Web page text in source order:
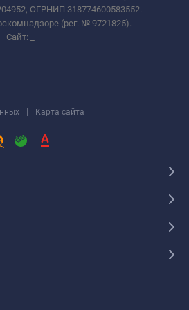
ОГРНИП 318774600583552.
(рег. № 9721825).
Сайт:
| Карта сайта